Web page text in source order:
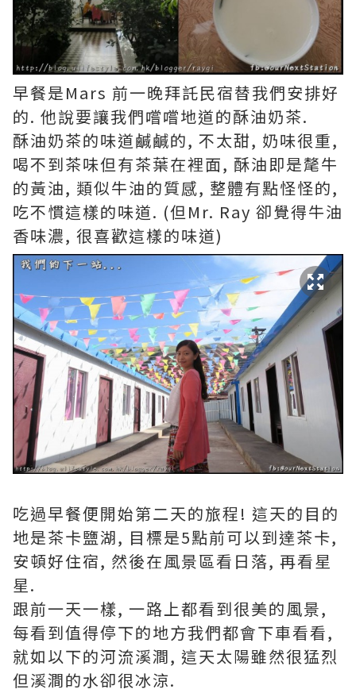
早餐是Mars 前一晚拜託民宿替我們安排好
的. 他說要讓我們嚐嚐地道的酥油奶茶.
酥油奶茶的味道鹹鹹的, 不太甜, 奶味很重,
喝不到茶味但有茶葉在裡面, 酥油即是氂牛
的黃油, 類似牛油的質感, 整體有點怪怪的,
吃不慣這樣的味道. (但Mr. Ray 卻覺得牛油
香味濃, 很喜歡這樣的味道)
吃過早餐便開始第二天的旅程! 這天的目的
地是茶卡鹽湖, 目標是5點前可以到達茶卡,
安頓好住宿, 然後在風景區看日落, 再看星
星.
跟前一天一樣, 一路上都看到很美的風景,
每看到值得停下的地方我們都會下車看看,
就如以下的河流溪澗, 這天太陽雖然很猛烈
但溪澗的水卻很冰涼.